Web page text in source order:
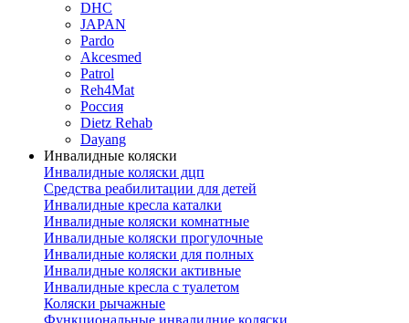
DHC
JAPAN
Pardo
Akcesmed
Patrol
Reh4Mat
Россия
Dietz Rehab
Dayang
Инвалидные коляски
Инвалидные коляски дцп
Средства реабилитации для детей
Инвалидные кресла каталки
Инвалидные коляски комнатные
Инвалидные коляски прогулочные
Инвалидные коляски для полных
Инвалидные коляски активные
Инвалидные кресла с туалетом
Коляски рычажные
Функциональные инвалидние коляски